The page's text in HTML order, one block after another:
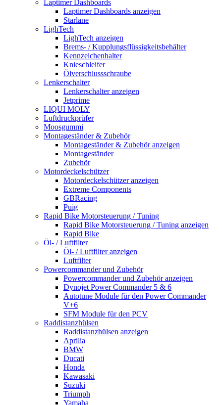
Laptimer Dashboards
Laptimer Dashboards anzeigen
Starlane
LighTech
LighTech anzeigen
Brems- / Kupplungsflüssigkeitsbehälter
Kennzeichenhalter
Knieschleifer
Ölverschlussschraube
Lenkerschalter
Lenkerschalter anzeigen
Jetprime
LIQUI MOLY
Luftdruckprüfer
Moosgummi
Montageständer & Zubehör
Montageständer & Zubehör anzeigen
Montageständer
Zubehör
Motordeckelschützer
Motordeckelschützer anzeigen
Extreme Components
GBRacing
Puig
Rapid Bike Motorsteuerung / Tuning
Rapid Bike Motorsteuerung / Tuning anzeigen
Rapid Bike
Öl- / Luftfilter
Öl- / Luftfilter anzeigen
Luftfilter
Powercommander und Zubehör
Powercommander und Zubehör anzeigen
Dynojet Power Commander 5 & 6
Autotune Module für den Power Commander
V+6
SFM Module für den PCV
Raddistanzhülsen
Raddistanzhülsen anzeigen
Aprilia
BMW
Ducati
Honda
Kawasaki
Suzuki
Triumph
Yamaha